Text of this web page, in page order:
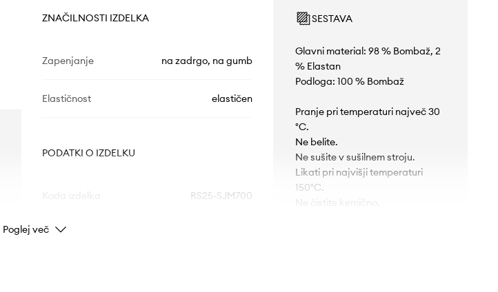
ZNAČILNOSTI IZDELKA
Zapenjanje na zadrgo, na gumb
Elastičnost elastičen
PODATKI O IZDELKU
RS25-SJM700
Barva
SESTAVA
Glavni material: 98 % Bombaž, 2
% Elastan
Podloga: 100 % Bombaž
Pranje pri temperaturi največ 30
°C.
Ne belite.
Ne sušite v sušilnem stroju.
Likati pri najvišji temperaturi
150°C.
Poglej več